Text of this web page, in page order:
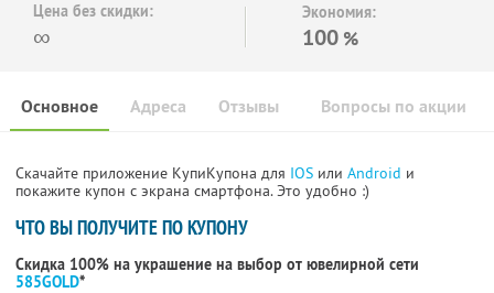
Цена без скидки:
∞
Экономия:
100 %
Основное Отзывы Вопросы по акции
Адреса
Скачайте приложение КупиКупона для IOS или Android и
покажите купон с экрана смартфона. Это удобно :)
ЧТО ВЫ ПОЛУЧИТЕ ПО КУПОНУ
Скидка 100% на украшение на выбор от ювелирной сети
585GOLD*